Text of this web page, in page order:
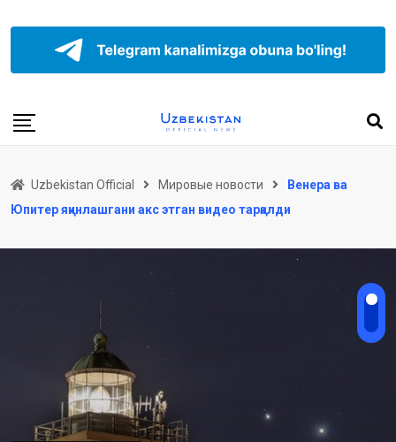
Uzbekistan Official Мировые новости
Венера ва
Юпитер яқинлашгани акс этган видео тарқалди